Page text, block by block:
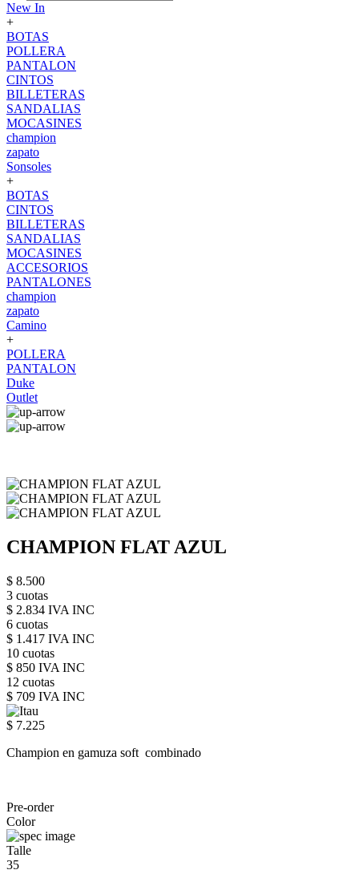
New In
+
BOTAS
POLLERA
PANTALON
CINTOS
BILLETERAS
SANDALIAS
MOCASINES
champion
zapato
Sonsoles
+
BOTAS
CINTOS
BILLETERAS
SANDALIAS
MOCASINES
ACCESORIOS
PANTALONES
champion
zapato
Camino
+
POLLERA
PANTALON
Duke
Outlet
CHAMPION FLAT AZUL
$ 8.500
3 cuotas
$ 2.834 IVA INC
6 cuotas
$ 1.417 IVA INC
10 cuotas
$ 850 IVA INC
12 cuotas
$ 709 IVA INC
$ 7.225
Champion en gamuza soft combinado
Pre-order
Color
Talle
35